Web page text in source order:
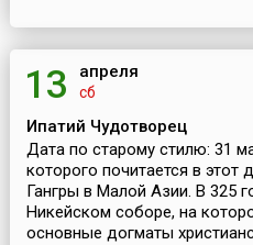
13 апреля
сб
Ипатий Чудотворец
Дата по старому стилю: 31
которого почитается в
Гангры в Малой Азии. В 325
Никейском соборе, на
основные догматы